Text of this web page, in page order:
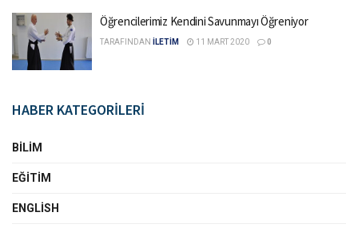
Öğrencilerimiz Kendini Savunmayı Öğreniyor
TARAFINDAN İLETİM 11 MART 2020 0
HABER KATEGORİLERİ
BILIM
EĞITIM
ENGLISH